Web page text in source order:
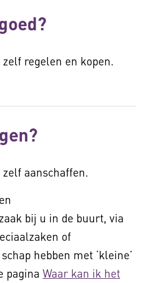
regelen en kopen.
aanschaffen.
bij u in de buurt, via
of
hebben met ‘kleine’
pagina Waar kan ik het